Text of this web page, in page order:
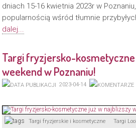
dniach 15-16 kwietnia 2023r w
popularnością wśród tłumnie
dalej...
Targi fryzjersko-
weekend w Poznaniu!
2023-04-14
Targi fryzjerskie i kosmetyczne Targi